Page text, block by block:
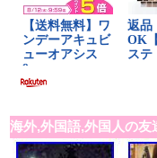
海外,外国語,外国人の